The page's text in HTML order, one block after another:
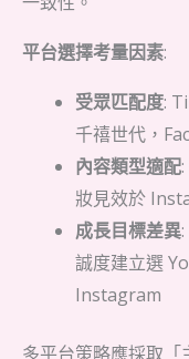
平台選擇考量因素:
受眾匹配度:
千禧世代，
內容類型適配
妝見效於
成長目標差異
誠度建立選
Instagram
多平台策略應採取